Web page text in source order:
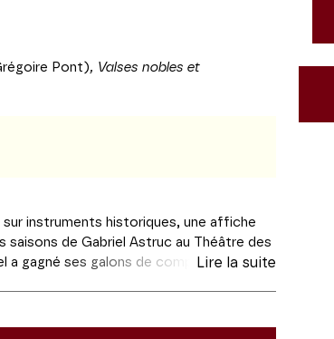
Pont), Valses nobles et
instruments historiques, une affiche
saisons de Gabriel Astruc au Théâtre des
a gagné ses galons de compositeur le
Les Siècles en sont eux des
Lire la suite